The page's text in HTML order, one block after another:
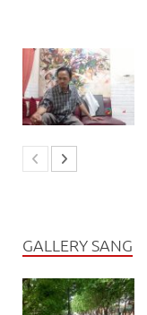
GALLERY SANG